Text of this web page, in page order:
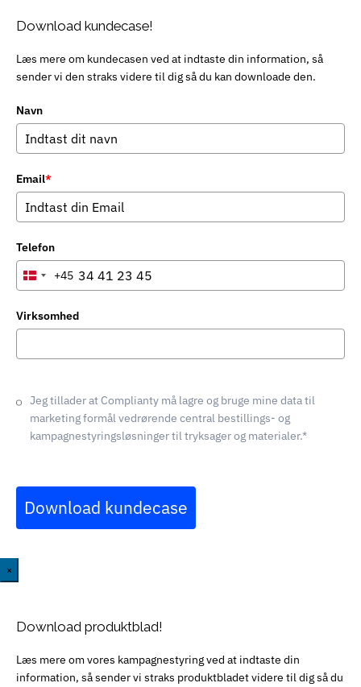
Download kundecase!
Læs mere om kundecasen ved at indtaste din information, så
sender vi den straks videre til dig så du kan downloade den.
Navn
Email*
Telefon
Denmark
+45
Virksomhed
Jeg tillader at Complianty må lagre og bruge mine data til
marketing formål vedrørende central bestillings- og
kampagnestyringsløsninger til tryksager og materialer.*
Download kundecase
×
Download produktblad!
Læs mere om vores kampagnestyring ved at indtaste din
information, så sender vi straks produktbladet videre til dig så du